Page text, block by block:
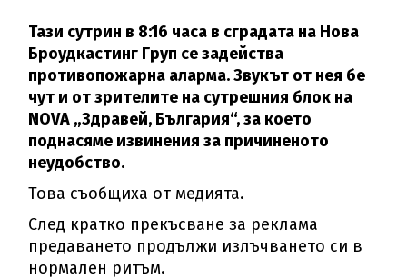
Тази сутрин в 8:16 часа в сградата на Нова
Броудкастинг Груп се задейства
противопожарна аларма. Звукът от нея бе
чут и от зрителите на сутрешния блок на
NOVA „Здравей, България“, за което
поднасяме извинения за причиненото
неудобство.
Това съобщиха от медията.
След кратко прекъсване за реклама
предаването продължи излъчването си в
нормален ритъм.